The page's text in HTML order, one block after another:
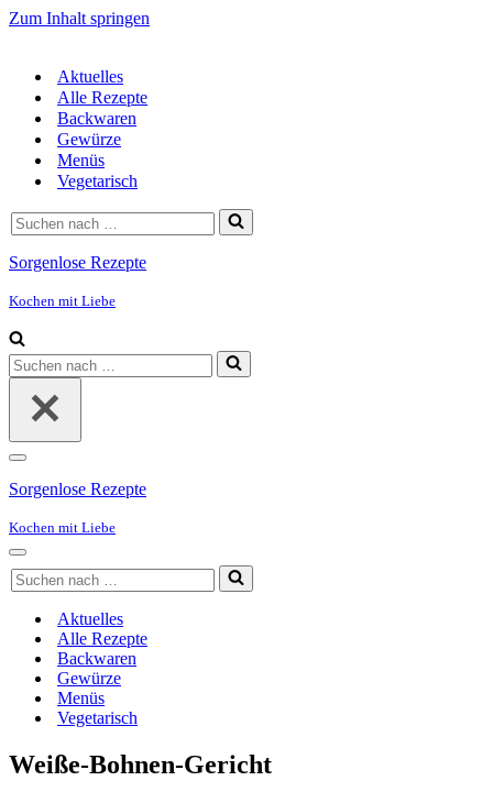
Zum Inhalt springen
Aktuelles
Alle Rezepte
Backwaren
Gewürze
Menüs
Vegetarisch
Suchen
nach …
Sorgenlose Rezepte
Kochen mit Liebe
Suchen
nach …
Navigationsmenü
Sorgenlose Rezepte
Kochen mit Liebe
Navigationsmenü
Suchen
nach …
Aktuelles
Alle Rezepte
Backwaren
Gewürze
Menüs
Vegetarisch
Weiße-Bohnen-Gericht